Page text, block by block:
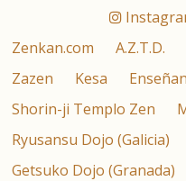
Zenkan.com
A.Z.T.D.
Zazen
Kesa
Shorin-ji Templo Zen
Ryusansu Dojo (Galicia)
Getsuko Dojo (Granada)